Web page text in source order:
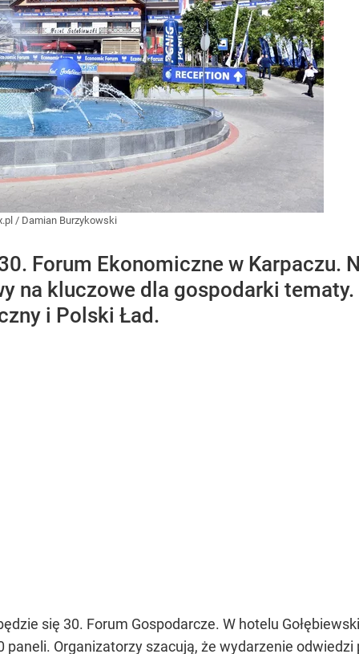
/ Damian Burzykowski
Forum Ekonomiczne w Karpaczu.
na kluczowe dla gospodarki
i Polski Ład.
się 30. Forum Gospodarcze. W hotelu
Organizatorzy szacują, że wydarzenie